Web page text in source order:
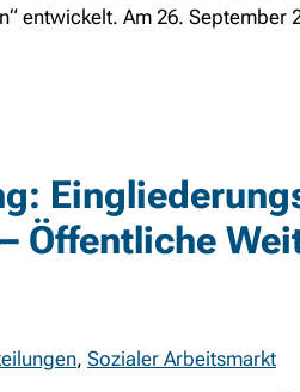
entwickelt. Am 26.
Öffentliche
, Sozialer Arbeitsmarkt